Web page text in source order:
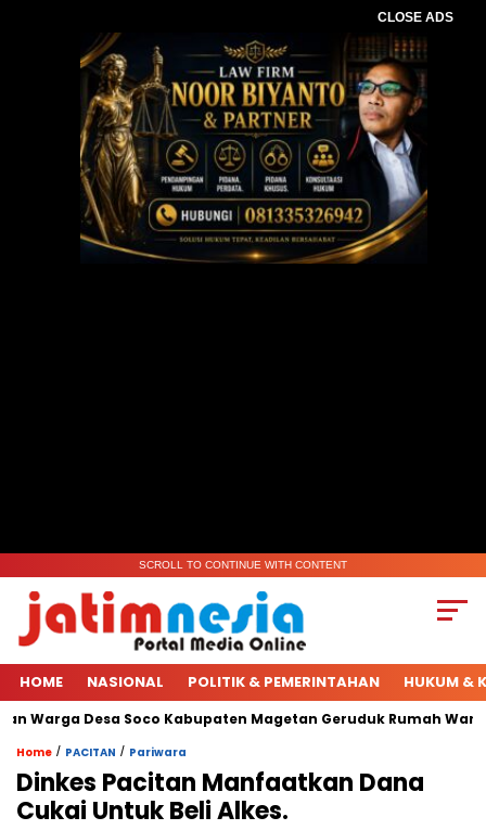
CLOSE ADS
SCROLL TO CONTINUE WITH CONTENT
HOME NASIONAL POLITIK & PEMERINTAHAN HUKUM &
Desa Soco Kabupaten Magetan Geruduk Rumah Warga.
Home / PACITAN / Pariwara
Dinkes Pacitan Manfaatkan Dana
Cukai Untuk Beli Alkes.